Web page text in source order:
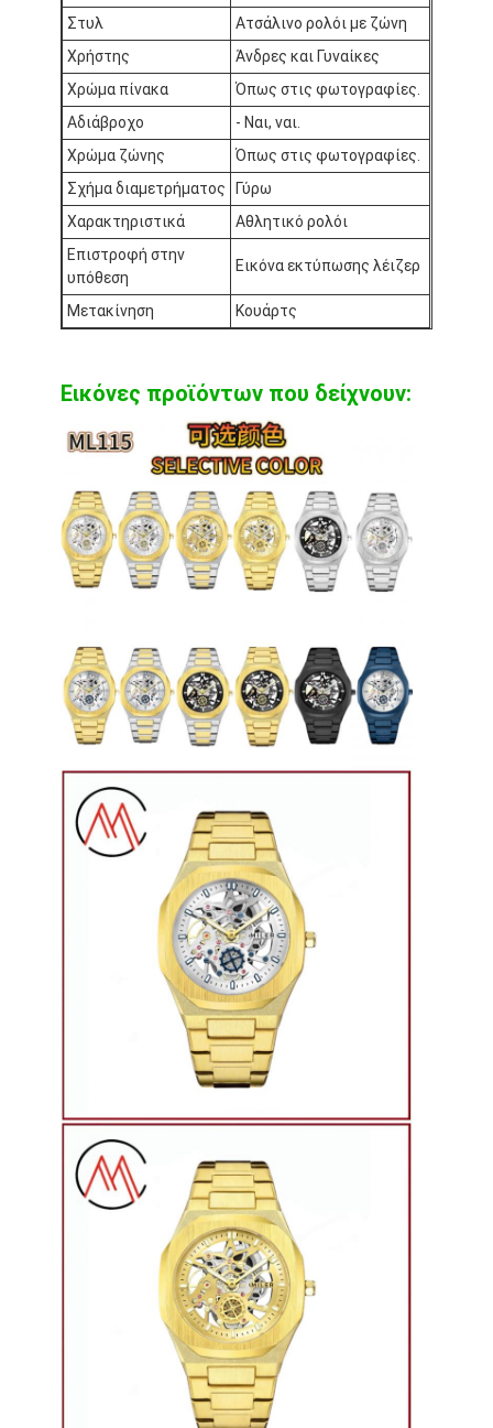
Ρολόι με λουρί από πυριτόνιο
Κυρία Κουάρτζ ρολόι
Άνδρες Κουάρτζου ρολόι
Φωτεινό ρολόι από χαλαζία
Ψηφιακό Sport Watch
Στυλάτο ρολόι για ζευγάρια
Παιδικά ρολόγια
Εναλλακτικά για ζώνες ρολογιών
Στυλ
Ατσάλινο ρολόι με ζώνη
Χρήστης
Άνδρες και Γυναίκες
Χρώμα πίνακα
Όπως στις φωτογραφίες.
Αδιάβροχο
- Ναι, ναι.
Χρώμα ζώνης
Όπως στις φωτογραφίες.
Σχήμα διαμετρήματος
Γύρω
Χαρακτηριστικά
Αθλητικό ρολόι
Επιστροφή στην
υπόθεση
Εικόνα εκτύπωσης λέιζερ
Μετακίνηση Κουάρτς
Εικόνες προϊόντων που δείχνουν: